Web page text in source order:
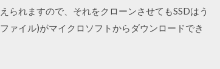
れますので、それをクローンさせてもSSDはう
ァイル)がマイクロソフトからダウンロードでき